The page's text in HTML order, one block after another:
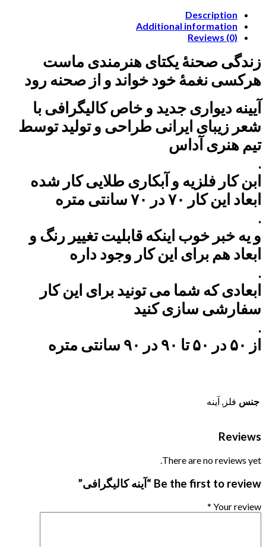
Description
Additional information
Reviews (0)
زندگی صحنهٔ یکتای هنرمندی ماست
هرکسی نغمهٔ خود خواند و از صحنه رود
آیینه دیواری جدید و خاص کالیگرافی با
شعر زیبای ایرانی طراحی و تولید توسط
تیم هنری آداس
.
ابن کار فلزیه و آبکاری طلایی کار شده
ابعاد این کار ۷۰ در ۷۰ سانتی متره
.
و یه خبر خوب اینکه قابلیت تغییر رنگ و
ابعاد هم برای این کار وجود داره
.
ابعادی که شما می تونید برای این کار
سفارشی سازی کنید
.
از ۵۰ در ۵۰ تا ۹۰ در ۹۰ سانتی متره
جنس فلز, آینه
Reviews
There are no reviews yet.
Be the first to review “آینه کالیگرافی”
Your review
*